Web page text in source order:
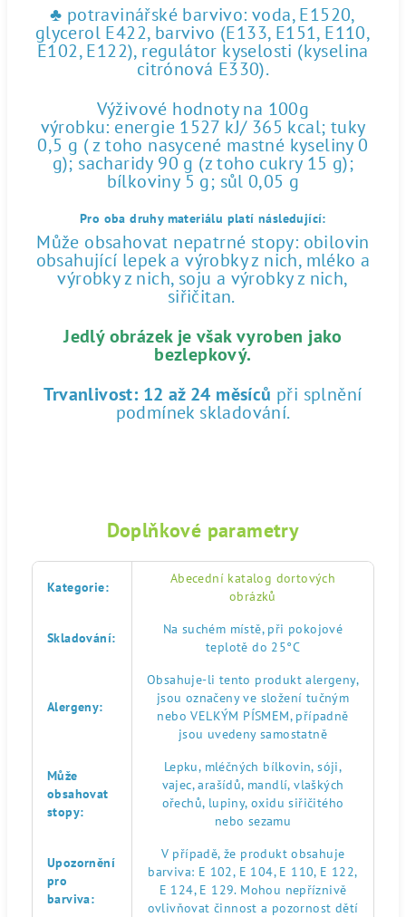
♣ potravinářské barvivo: voda, E1520,
glycerol E422, barvivo (E133, E151, E110,
E102, E122), regulátor kyselosti (kyselina
citrónová E330).
Výživové hodnoty na 100g
výrobku: energie 1527 kJ/ 365 kcal; tuky
0,5 g ( z toho nasycené mastné kyseliny 0
g); sacharidy 90 g (z toho cukry 15 g);
bílkoviny 5 g; sůl 0,05 g
Pro oba druhy materiálu platí následující:
Může obsahovat nepatrné stopy: obilovin
obsahující lepek a výrobky z nich, mléko a
výrobky z nich, soju a výrobky z nich,
siřičitan.
Jedlý obrázek je však vyroben jako
bezlepkový.
Trvanlivost: 12 až 24 měsíců při splnění
podmínek skladování.
Doplňkové parametry
Kategorie:
Abecední katalog dortových
obrázků
Skladování:
Na suchém místě, při pokojové
teplotě do 25°C
Alergeny:
Obsahuje-li tento produkt alergeny,
jsou označeny ve složení tučným
nebo VELKÝM PÍSMEM, případně
jsou uvedeny samostatně
Může
obsahovat
stopy:
Lepku, mléčných bílkovin, sóji,
vajec, arašídů, mandlí, vlaškých
ořechů, lupiny, oxidu siřičitého
nebo sezamu
Upozornění
pro
barviva:
V případě, že produkt obsahuje
barviva: E 102, E 104, E 110, E 122,
E 124, E 129. Mohou nepříznivě
ovlivňovat činnost a pozornost dětí